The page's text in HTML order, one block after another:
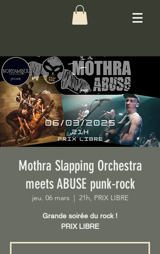
Mothra Slapping Orchestra
meets ABUSE punk-rock
jeu. 06 mars
  |
21h, PRIX LIBRE
Grande soirée du rock !
PRIX LIBRE